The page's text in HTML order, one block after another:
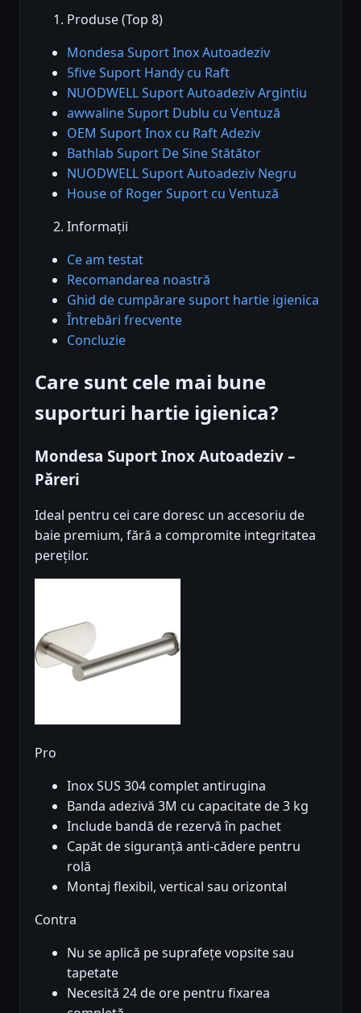
Produse (Top 8)
Mondesa Suport Inox Autoadeziv
5five Suport Handy cu Raft
NUODWELL Suport Autoadeziv Argintiu
awwaline Suport Dublu cu Ventuză
OEM Suport Inox cu Raft Adeziv
Bathlab Suport De Sine Stătător
NUODWELL Suport Autoadeziv Negru
House of Roger Suport cu Ventuză
Informații
Ce am testat
Recomandarea noastră
Ghid de cumpărare suport hartie igienica
Întrebări frecvente
Concluzie
Care sunt cele mai bune
suporturi hartie igienica?
Mondesa Suport Inox Autoadeziv –
Păreri
Ideal pentru cei care doresc un accesoriu de
baie premium, fără a compromite integritatea
pereților.
Pro
Inox SUS 304 complet antirugina
Banda adezivă 3M cu capacitate de 3 kg
Include bandă de rezervă în pachet
Capăt de siguranță anti-cădere pentru
rolă
Montaj flexibil, vertical sau orizontal
Contra
Nu se aplică pe suprafețe vopsite sau
tapetate
Necesită 24 de ore pentru fixarea